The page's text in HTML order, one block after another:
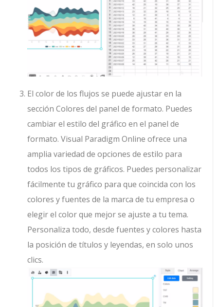
El color de los flujos se puede ajustar en la
sección Colores del panel de formato. Puedes
cambiar el estilo del gráfico en el panel de
formato. Visual Paradigm Online ofrece una
amplia variedad de opciones de estilo para
todos los tipos de gráficos. Puedes personalizar
fácilmente tu gráfico para que coincida con los
colores y fuentes de la marca de tu empresa o
elegir el color que mejor se ajuste a tu tema.
Personaliza todo, desde fuentes y colores hasta
la posición de títulos y leyendas, en solo unos
clics.